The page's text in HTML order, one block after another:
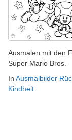
Ausmalen mit den
Super Mario Bros.
In Ausmalbilder
Kindheit